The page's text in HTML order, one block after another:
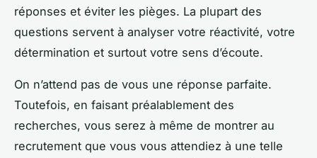
réponses et éviter les pièges. La plupart des
questions servent à analyser votre réactivité, votre
détermination et surtout votre sens d’écoute.
On n’attend pas de vous une réponse parfaite.
Toutefois, en faisant préalablement des
recherches, vous serez à même de montrer au
recrutement que vous vous attendiez à une telle